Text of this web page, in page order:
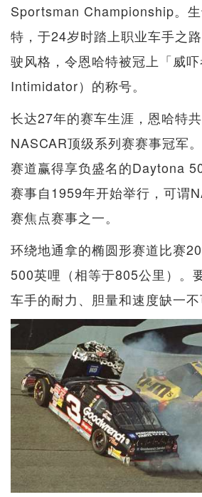
Sportsman Championship。
特，于24岁时踏上职业车手之
驶风格，令恩哈特被冠上「威
Intimidator）的称号。
长达27年的赛车生涯，恩哈特
NASCAR顶级系列赛赛事冠军
赛道赢得享负盛名的Daytona
赛事自1959年开始举行，可谓
赛焦点赛事之一。
环绕地通拿的椭圆形赛道比赛
500英哩（相等于805公里）。
车手的耐力、胆量和速度缺一不